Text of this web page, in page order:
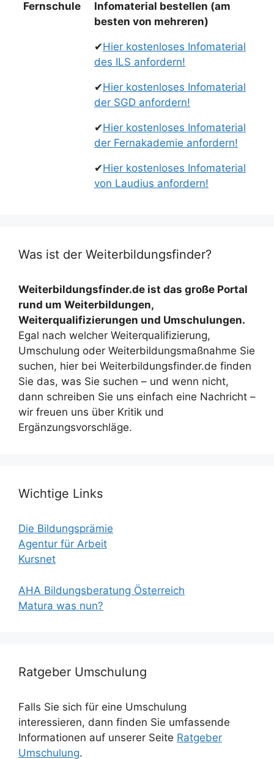
Fernschule
Infomaterial bestellen (am
besten von mehreren)
✔Hier kostenloses Infomaterial
des ILS anfordern!
✔Hier kostenloses Infomaterial
der SGD anfordern!
✔Hier kostenloses Infomaterial
der Fernakademie anfordern!
✔Hier kostenloses Infomaterial
von Laudius anfordern!
Was ist der Weiterbildungsfinder?
Weiterbildungsfinder.de ist das große Portal
rund um Weiterbildungen,
Weiterqualifizierungen und Umschulungen.
Egal nach welcher Weiterqualifizierung,
Umschulung oder Weiterbildungsmaßnahme Sie
suchen, hier bei Weiterbildungsfinder.de finden
Sie das, was Sie suchen – und wenn nicht,
dann schreiben Sie uns einfach eine Nachricht –
wir freuen uns über Kritik und
Ergänzungsvorschläge.
Wichtige Links
Die Bildungsprämie
Agentur für Arbeit
Kursnet
AHA Bildungsberatung Österreich
Matura was nun?
Ratgeber Umschulung
Falls Sie sich für eine Umschulung
interessieren, dann finden Sie umfassende
Informationen auf unserer Seite Ratgeber
Umschulung.